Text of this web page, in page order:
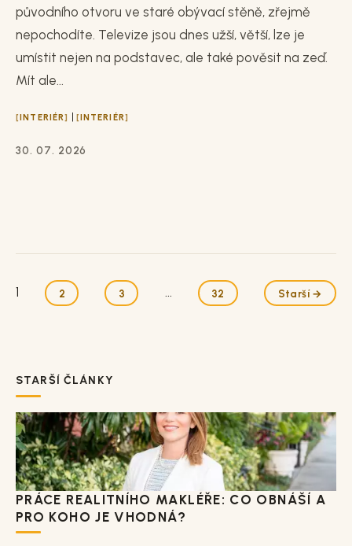
původního otvoru ve staré obývací stěně, zřejmě
nepochodíte. Televize jsou dnes užší, větší, lze je
umístit nejen na podstavec, ale také pověsit na zeď.
Mít ale...
INTERIÉR | INTERIÉR
30. 07. 2026
1 2 3 ... 32 Starší →
STARŠÍ ČLÁNKY
PRÁCE REALITNÍHO MAKLÉŘE: CO OBNÁŠÍ A
PRO KOHO JE VHODNÁ?